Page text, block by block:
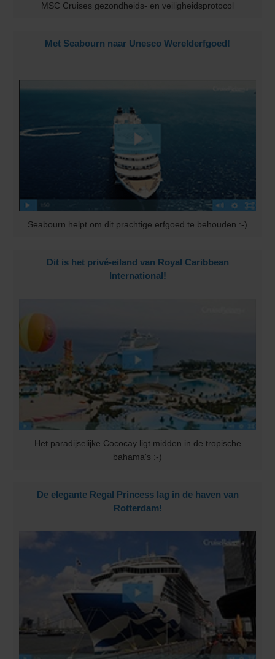
MSC Cruises gezondheids- en veiligheidsprotocol
Met Seabourn naar Unesco Werelderfgoed!
Seabourn helpt om dit prachtige erfgoed te behouden :-)
Dit is het privé-eiland van Royal Caribbean
International!
Het paradijselijke Cococay ligt midden in de tropische
bahama's :-)
De elegante Regal Princess lag in de haven van
Rotterdam!